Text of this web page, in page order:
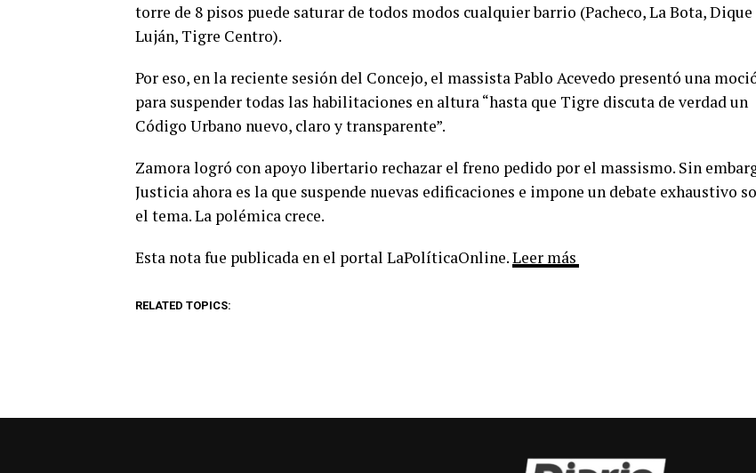
torre de 8 pisos puede saturar de todos modos cualquier barrio (Pacheco, La Bota, Dique
Luján, Tigre Centro).
Por eso, en la reciente sesión del Concejo, el massista Pablo Acevedo presentó una
para suspender todas las habilitaciones en altura “hasta que Tigre discuta de verdad un
Código Urbano nuevo, claro y transparente”.
Zamora logró con apoyo libertario rechazar el freno pedido por el massismo. Sin
Justicia ahora es la que suspende nuevas edificaciones e impone un debate exhaustivo
el tema. La polémica crece.
Esta nota fue publicada en el portal LaPolíticaOnline.Leer más
RELATED TOPICS: